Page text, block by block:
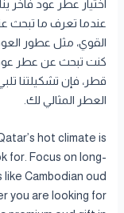
اختيار عطر عود فاخر
عندما تعرف ما تبحث
كنت تبحث عن عطر عود
قطر، فإن تشكيلتنا
العطر المثالي لك.
hot climate is
for. Focus on long-
Cambodian oud
you are looking for